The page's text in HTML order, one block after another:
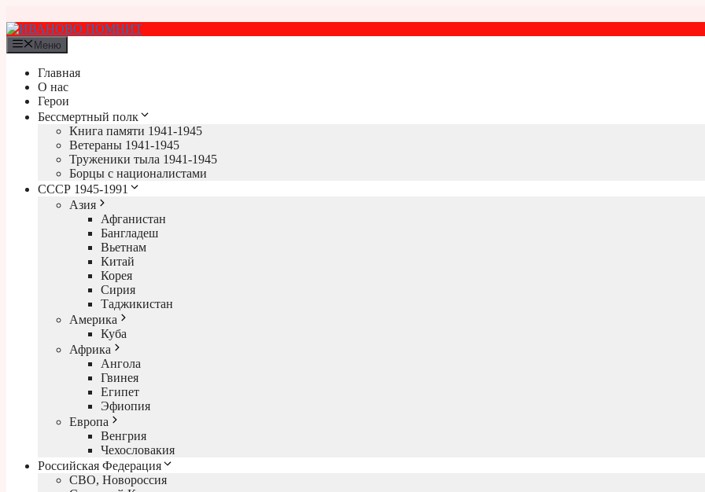
к
содержимому
Меню
Главная
О нас
Герои
Бессмертный полк
Книга памяти 1941-1945
Ветераны 1941-1945
Труженики тыла 1941-1945
Борцы с националистами
СССР 1945-1991
Азия
Афганистан
Бангладеш
Вьетнам
Китай
Корея
Сирия
Таджикистан
Америка
Куба
Африка
Ангола
Гвинея
Египет
Эфиопия
Европа
Венгрия
Чехословакия
Российская Федерация
СВО, Новороссия